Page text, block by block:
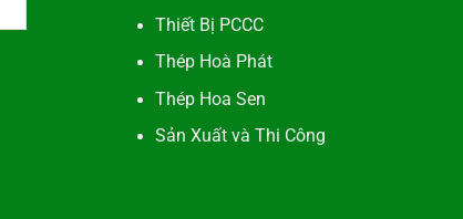
Thiết Bị PCCC
Thép Hoà Phát
Thép Hoa Sen
Sản Xuất và Thi Công